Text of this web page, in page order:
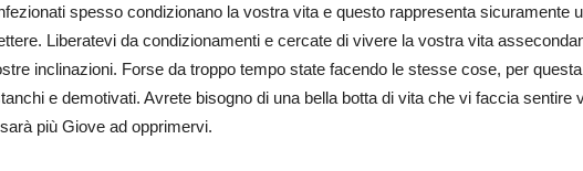
spesso condizionano la vostra vita e questo rappresenta sicuramente
Liberatevi da condizionamenti e cercate di vivere la vostra vita
inclinazioni. Forse da troppo tempo state facendo le stesse cose, per questa
e demotivati. Avrete bisogno di una bella botta di vita che vi faccia sentire
più Giove ad opprimervi.